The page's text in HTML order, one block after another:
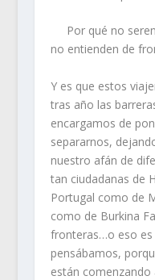
Por qué no
no entienden de
Y es que estos
tras año las
encargamos de
separarnos,
nuestro afán de
tan ciudadanas de
Portugal como de
como de Burkina
fronteras…o eso es
pensábamos,
están comenzando